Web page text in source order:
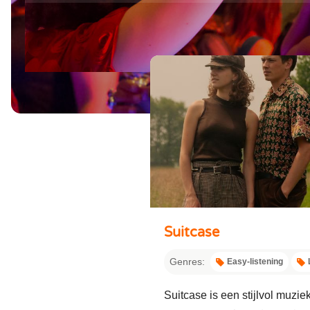
Jazz
Duo
Zanger
35UP
Suitcase
Genres: Easy-listening
Suitcase is een stijlvol